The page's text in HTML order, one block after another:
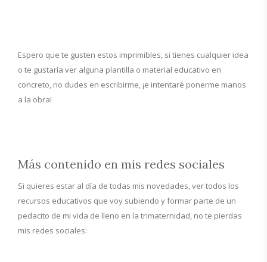
Espero que te gusten estos imprimibles, si tienes cualquier idea
o te gustaría ver alguna plantilla o material educativo en
concreto, no dudes en escribirme, ¡e intentaré ponerme manos
a la obra!
Más contenido en mis redes sociales
Si quieres estar al día de todas mis novedades, ver todos los
recursos educativos que voy subiendo y formar parte de un
pedacito de mi vida de lleno en la trimaternidad, no te pierdas
mis redes sociales: